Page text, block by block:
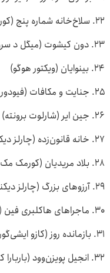
۲۲. سلاخ‌خانه شماره پنج (کورت ونه‌گات)
۲۳. دون کیشوت (میگل د سروانتس)
۲۴. بینوایان (ویکتور هوگو)
۲۵. جنایت و مکافات (فیودور داستایفسکی)
۲۶. جین ایر (شارلوت برونته)
۲۷. خانه قانون‌زده (چارلز دیکنز)
۲۸. بلاد مریدیان (کورمک مک‌کارتی)
۲۹. آرزوهای بزرگ (چارلز دیکنز)
۳۰. ماجراهای هاکلبری فین (مارک تواین)
۳۱. بازمانده روز (کازو ایشی‌گورو)
۳۲. انجیل پویزن‌وود (باربارا کینگسالور)